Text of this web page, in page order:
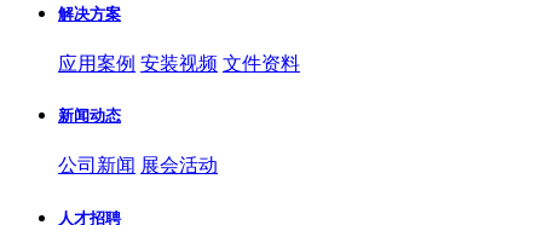
解决方案
应用案例 安装视频 文件资料
新闻动态
公司新闻 展会活动
人才招聘